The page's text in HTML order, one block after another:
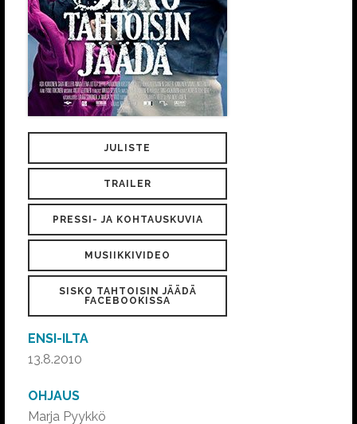
JULISTE
TRAILER
PRESSI- JA KOHTAUSKUVIA
MUSIIKKIVIDEO
SISKO TAHTOISIN JÄÄDÄ
FACEBOOKISSA
ENSI-ILTA
13.8.2010
OHJAUS
Marja Pyykkö